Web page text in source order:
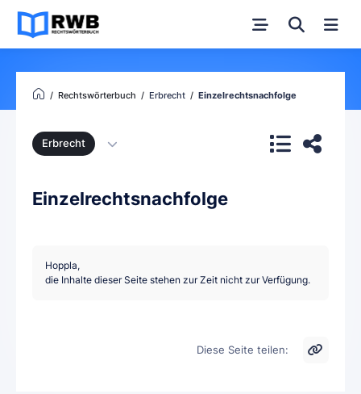
Rechtswörterbuch Erbrecht Einzelrechtsnachfolge
Erbrecht
Einzelrechtsnachfolge
Hoppla,
die Inhalte dieser Seite stehen zur Zeit nicht zur Verfügung.
Diese Seite teilen: